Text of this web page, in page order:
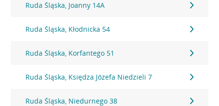
Ruda Śląska, Joanny 14A
Ruda Śląska, Kłodnicka 54
Ruda Śląska, Korfantego 51
Ruda Śląska, Księdza Józefa Niedzieli 7
Ruda Śląska, Niedurnego 38